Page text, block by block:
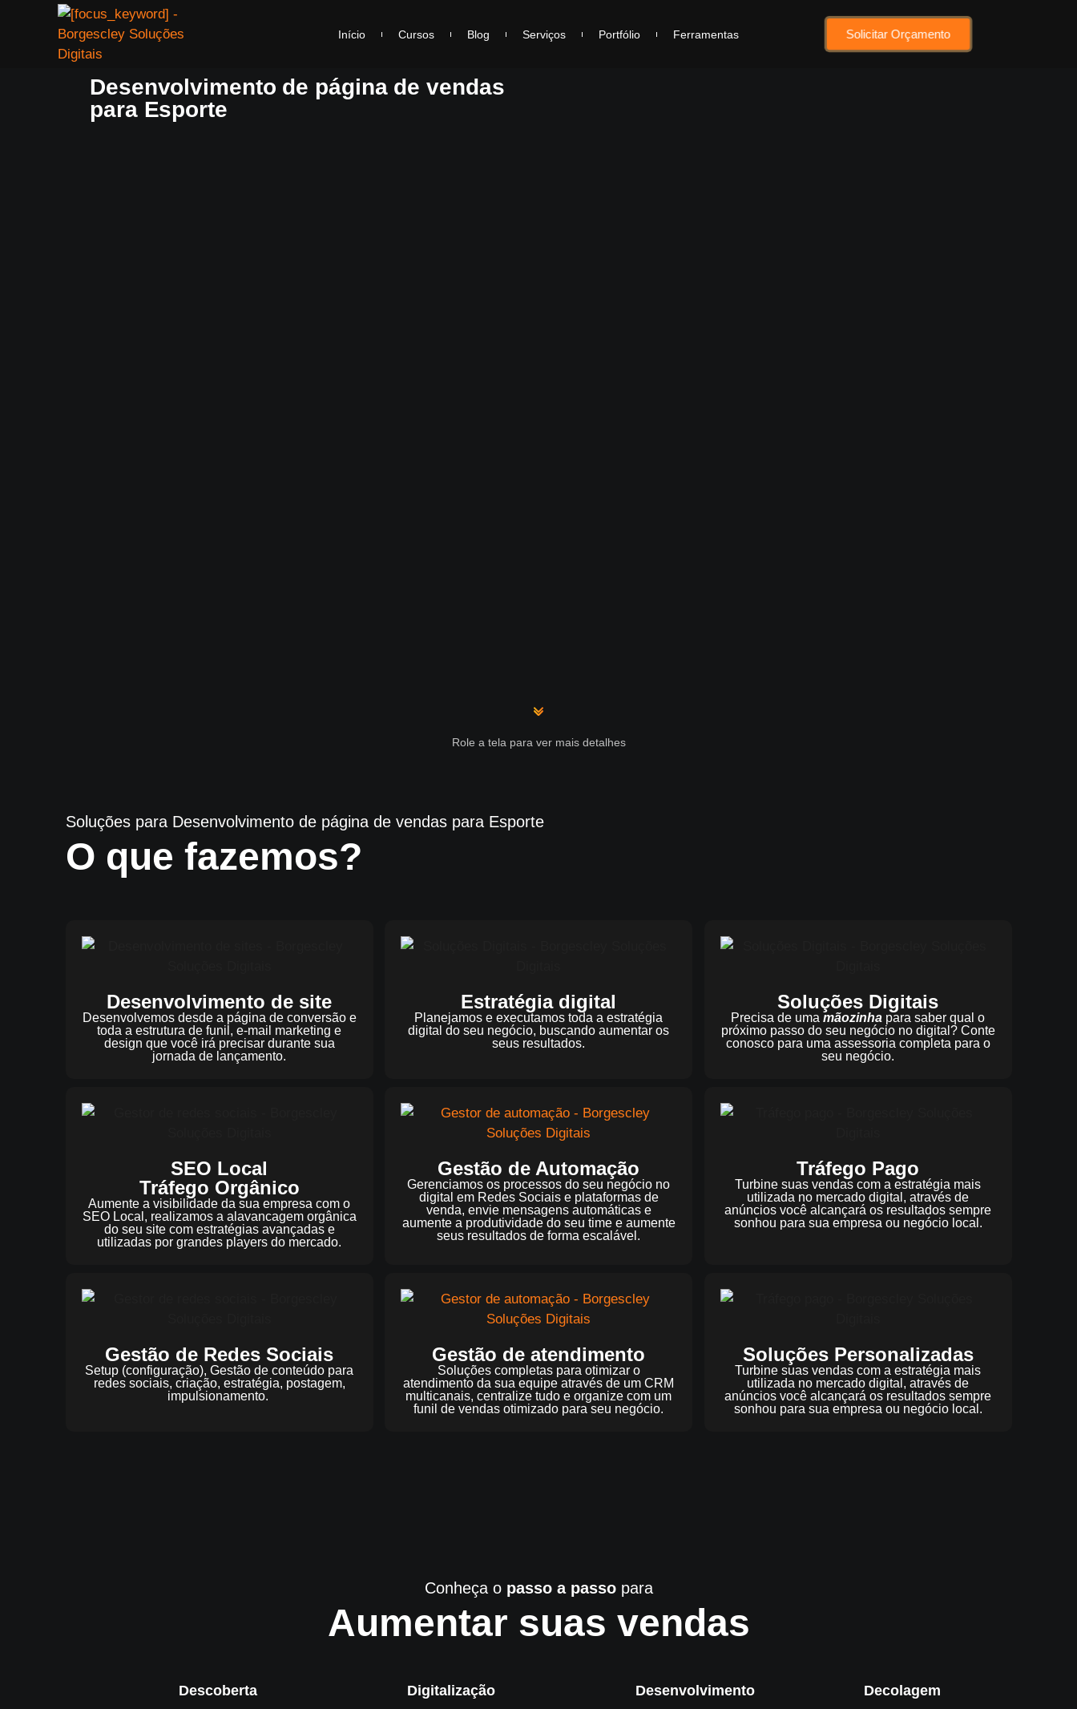
Início Cursos Blog Serviços Portfólio Ferramentas Solicitar Orçamento
Desenvolvimento de página de vendas
para Esporte
Role a tela para ver mais detalhes
Soluções para Desenvolvimento de página de vendas para Esporte
O que fazemos?
Desenvolvimento de site
Desenvolvemos desde a página de conversão e
toda a estrutura de funil, e-mail marketing e
design que você irá precisar durante sua
jornada de lançamento.
Estratégia digital
Planejamos e executamos toda a estratégia
digital do seu negócio, buscando aumentar os
seus resultados.​
Soluções Digitais
Precisa de uma mãozinha para saber qual o
próximo passo do seu negócio no digital? Conte
conosco para uma assessoria completa para o
seu negócio.
SEO Local
Tráfego Orgânico
Aumente a visibilidade da sua empresa com o
SEO Local, realizamos a alavancagem orgânica
do seu site com estratégias avançadas e
utilizadas por grandes players do mercado.
Gestão de Automação
Gerenciamos os processos do seu negócio no
digital em Redes Sociais e plataformas de
venda, envie mensagens automáticas e
aumente a produtividade do seu time e aumente
seus resultados de forma escalável.
Tráfego Pago
Turbine suas vendas com a estratégia mais
utilizada no mercado digital, através de
anúncios você alcançará os resultados sempre
sonhou para sua empresa ou negócio local.
Gestão de Redes Sociais
Setup (configuração), Gestão de conteúdo para
redes sociais, criação, estratégia, postagem,
impulsionamento.
Gestão de atendimento
Soluções completas para otimizar o
atendimento da sua equipe através de um CRM
multicanais, centralize tudo e organize com um
funil de vendas otimizado para seu negócio.
Soluções Personalizadas
Turbine suas vendas com a estratégia mais
utilizada no mercado digital, através de
anúncios você alcançará os resultados sempre
sonhou para sua empresa ou negócio local.
Conheça o passo a passopara
Aumentar suas vendas
Descoberta Digitalização Desenvolvimento Decolagem